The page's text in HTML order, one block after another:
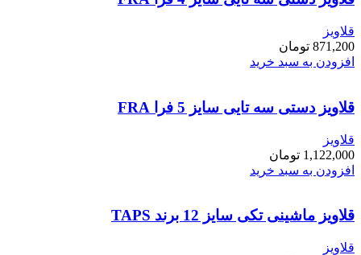
قلاویز
871,200 تومان
افزودن به سبد خرید
قلاویز دستی سه تایی سایز 5 فرا FRA
قلاویز
1,122,000 تومان
افزودن به سبد خرید
قلاویز ماشینی تکی سایز 12 برند TAPS
قلاویز